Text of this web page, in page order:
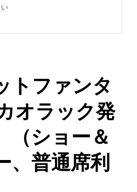
い
トファンタ
オラック発
（ショー＆
、普通席利